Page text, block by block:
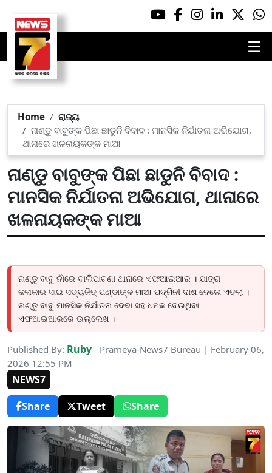
☰
Home
ରାଜ୍ୟ
ନାଣ୍ଡୁ ବାବୁଙ୍କ ପିଛା ଛାଡୁନି ବିବାଦ : ମାନସିକ ନିର୍ଯାତନା ଅଭିଯୋଗ,
ଥାନାରେ ଖଳନାୟକଙ୍କ ମାଆ
ନାଣ୍ଡୁ ବାବୁଙ୍କ ପିଛା ଛାଡୁନି ବିବାଦ :
ମାନସିକ ନିର୍ଯାତନା ଅଭିଯୋଗ, ଥାନାରେ
ଖଳନାୟକଙ୍କ ମାଆ
ନାଣ୍ଡୁ ବାବୁ ନାଁରେ ବାଲିପାଟଣା ଥାନାରେ ଏଫଆଇଆର । ଯାତ୍ରା
କଳାକାର ସାଇ ସତ୍ୟଜିତ୍ ପଣ୍ଡାଙ୍କ ମାଆ ପଦ୍ମିନୀ ଦାଶ ଦେଲେ ଏତଲା ।
ନାଣ୍ଡୁ ବାବୁ ମାନସିକ ନିର୍ଯାତନା ଦେବା ସହ ଧମକ ଦେଉଥିବା
ଏଫଆଇଆରରେ ଉଲ୍ଲେଖ ।
Published By: Ruby - Prameya-News7 Bureau | February 06,
2026 12:55 PM
NEWS7
Share
Tweet Share